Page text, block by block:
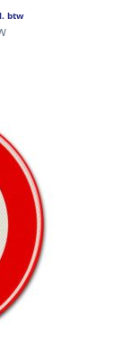
btw
gekozen
worden